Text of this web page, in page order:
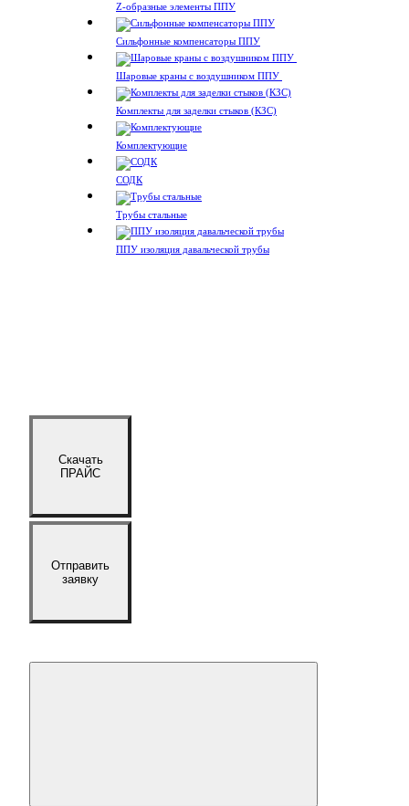
Z-образные элементы ППУ
Сильфонные компенсаторы ППУ
Шаровые краны с воздушником ППУ
Комплекты для заделки стыков (КЗС)
Комплектующие
СОДК
Трубы стальные
ППУ изоляция давальческой трубы
Скачать
ПРАЙС
Отправить
заявку